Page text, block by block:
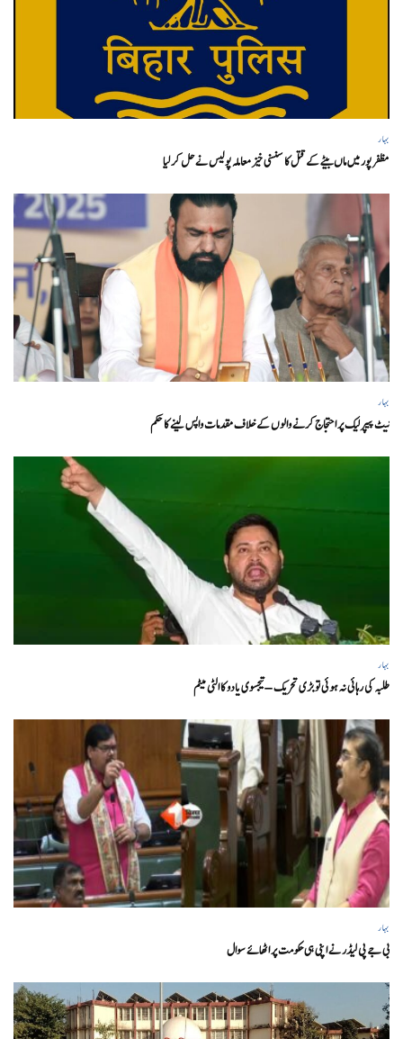
بہار
مظفر پور میں ماں بیٹے کے قتل کا سنسنی خیز معاملہ پولیس نے حل کر لیا
بہار
نیٹ پیپر لیک پر احتجاج کرنے والوں کے خلاف مقدمات واپس لینے کا حکم
بہار
طلبہ کی رہائی نہ ہوئی تو بڑی تحریک – تیجسوی یادو کا الٹی میٹم
بہار
بی جے پی لیڈر نے اپنی ہی حکومت پر اٹھائے سوال